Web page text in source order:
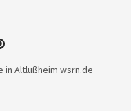
in Altlußheim wsrn.de